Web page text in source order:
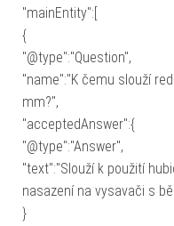
"mainEntity":[
{
"@type":"Question",
"name":"K čemu slouží
mm?",
"acceptedAnswer":{
"@type":"Answer",
"text":"Slouží k použití
nasazení na vysavači s
}